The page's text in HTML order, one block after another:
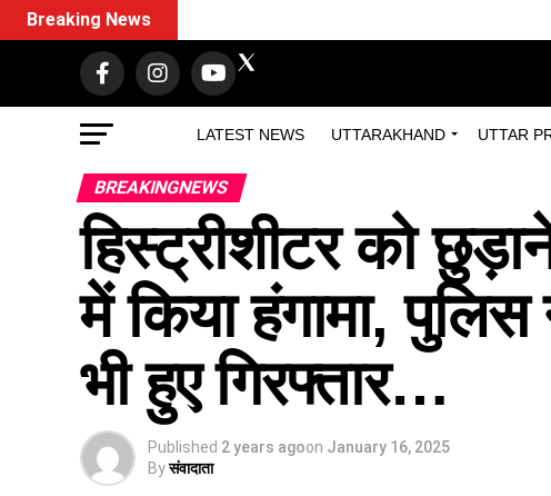
LATEST NEWS UTTARAKHAND UTTAR
Breaking News
BREAKINGNEWS
हिस्ट्रीशीटर को
में किया हंगामा,
भी हुए गिरफ्तार…
Published 2 years agoon January 16, 2025
Byसंवादाता